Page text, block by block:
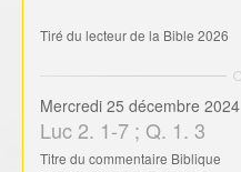
Tiré du lecteur de la Bible 2026
Mercredi 25 décembre 2024
Luc 2. 1-7 ; Q. 1. 3
Titre du commentaire Biblique